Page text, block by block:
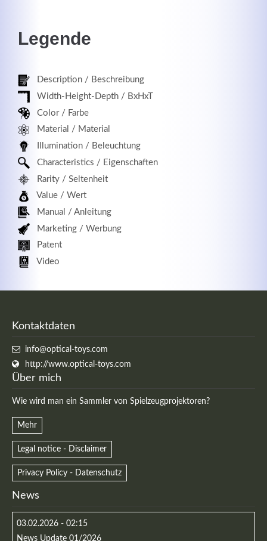
Legende
Description / Beschreibung
Width-Height-Depth / BxHxT
Color / Farbe
Material / Material
Illumination / Beleuchtung
Characteristics / Eigenschaften
Rarity / Seltenheit
Value / Wert
Manual / Anleitung
Marketing / Werbung
Patent
Video
Kontaktdaten
info@optical-toys.com
http://www.optical-toys.com
Über mich
Wie wird man ein Sammler von Spielzeugprojektoren?
Mehr
Legal notice - Disclaimer
Privacy Policy - Datenschutz
News
03.02.2026 - 02:15
News Update 01/2026